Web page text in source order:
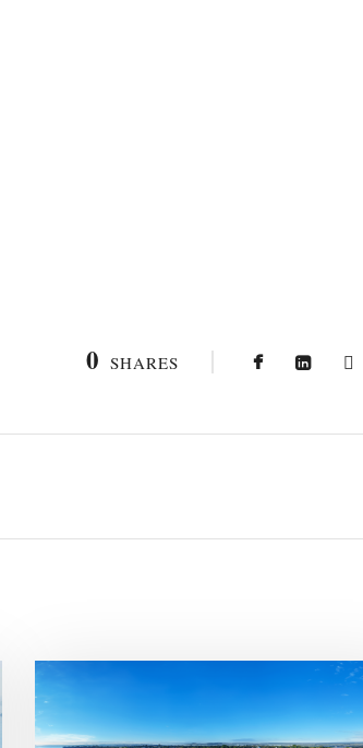
0 SHARES